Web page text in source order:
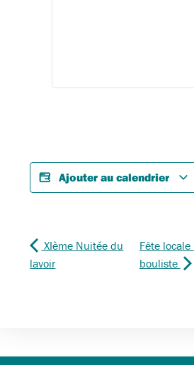
Ajouter au calendrier
XIème Nuitée du
lavoir
Fête
bouliste